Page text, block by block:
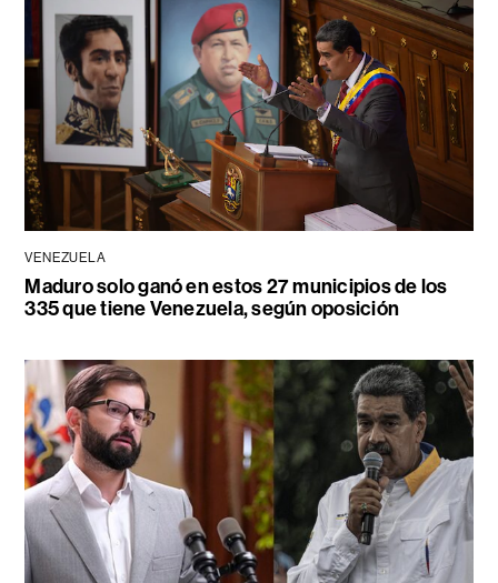
VENEZUELA
Maduro solo ganó en estos 27 municipios de los
335 que tiene Venezuela, según oposición